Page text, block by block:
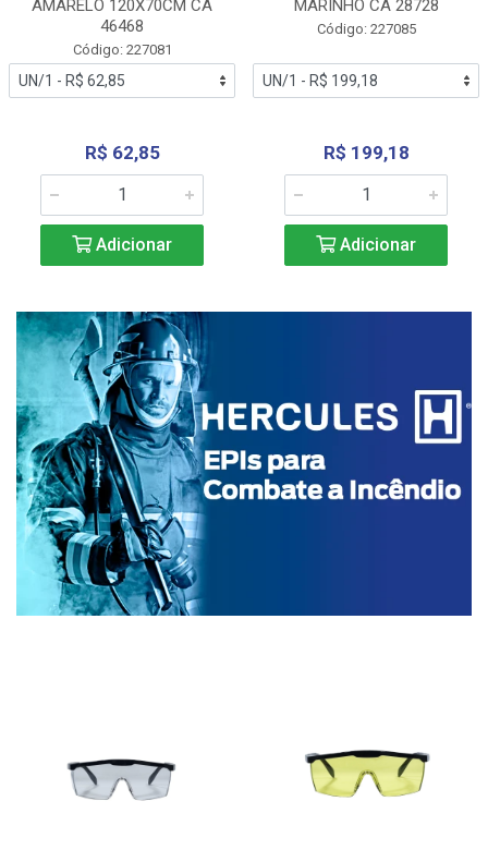
AMARELO 120X70CM CA
46468
Código: 227081
R$ 62,85
Adicionar
MARINHO CA 28728
Código: 227085
R$ 199,18
Adicionar